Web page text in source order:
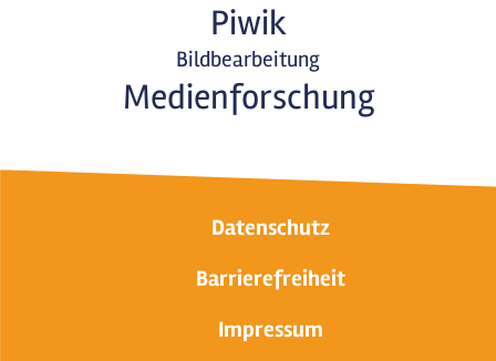
Piwik
Bildbearbeitung
Medienforschung
Datenschutz
Barrierefreiheit
Impressum